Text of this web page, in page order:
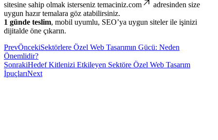
sitesine sahip olmak isterseniz temaciniz.com
adresinden size
uygun hazır temalara göz atabilirsiniz.
1 günde teslim, mobil uyumlu, SEO’ya uygun siteler ile işinizi
dijitalde öne çıkarın.
PrevÖncekiSektörlere Özel Web Tasarımın Gücü: Neden
Önemlidir?
SonrakiHedef Kitlenizi Etkileyen Sektöre Özel Web Tasarım
İpuçlarıNext